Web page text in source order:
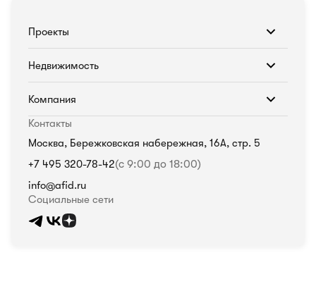
Проекты
Недвижимость
Компания
Контакты
Москва, Бережковская набережная, 16А, стр. 5
+7 495 320-78-42(с 9:00 до 18:00)
info@afid.ru
Социальные сети